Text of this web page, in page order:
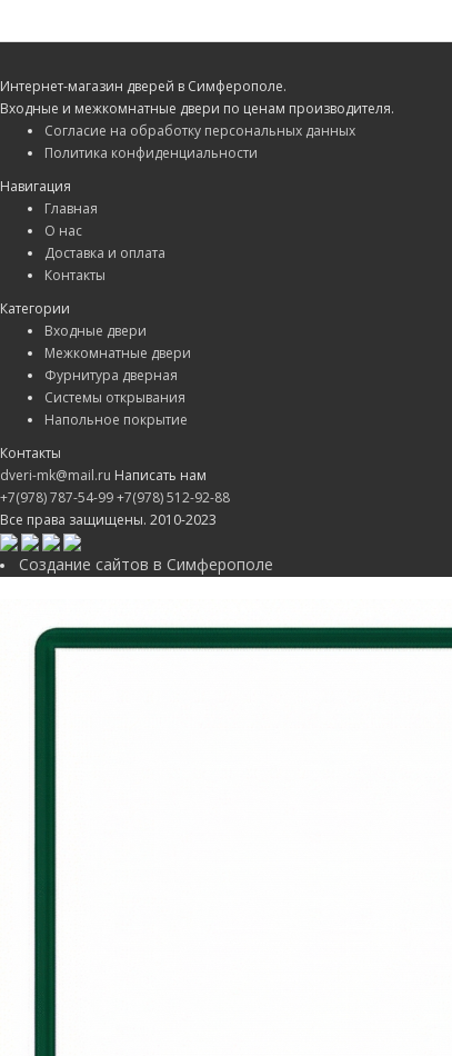
Интернет-магазин дверей в Симферополе.
Входные и межкомнатные двери по ценам производителя.
Согласие на обработку персональных данных
Политика конфиденциальности
Навигация
Главная
О нас
Доставка и оплата
Контакты
Категории
Входные двери
Межкомнатные двери
Фурнитура дверная
Системы открывания
Напольное покрытие
Контакты
dveri-mk@mail.ru Написать нам
+7(978) 787-54-99+7(978) 512-92-88
Все права защищены. 2010-2023
Создание сайтов в Симферополе